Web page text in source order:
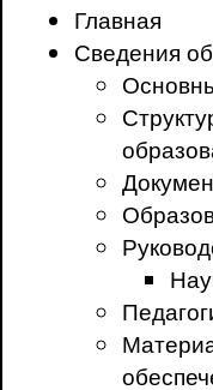
Главная
Сведения